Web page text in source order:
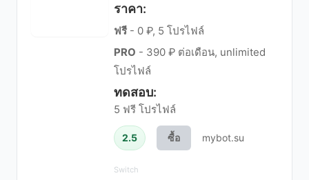
ราคา:
ฟรี- 0 ₽, 5 โปรไฟล์
PRO - 390 ₽ ต่อเดือน, unlimited
โปรไฟล์
ทดสอบ:
5 ฟรี โปรไฟล์
2.5 ซื้อ mybot.su
Switch